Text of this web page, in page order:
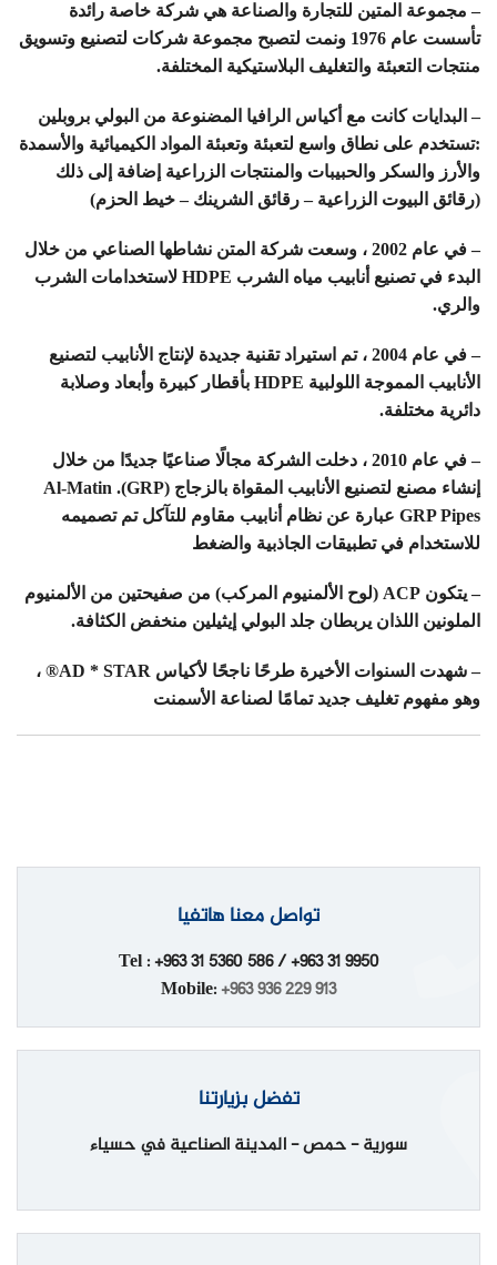
– مجموعة المتين للتجارة والصناعة هي شركة خاصة رائدة
تأسست عام 1976 ونمت لتصبح مجموعة شركات لتصنيع وتسويق
منتجات التعبئة والتغليف البلاستيكية المختلفة.
– البدايات كانت مع أكياس الرافيا المضنوعة من البولي بروبلين
:تستخدم على نطاق واسع لتعبئة وتعبئة المواد الكيميائية والأسمدة
والأرز والسكر والحبيبات والمنتجات الزراعية إضافة إلى ذلك
(رقائق البيوت الزراعية – رقائق الشرينك – خيط الحزم)
– في عام 2002 ، وسعت شركة المتن نشاطها الصناعي من خلال
البدء في تصنيع أنابيب مياه الشرب HDPE لاستخدامات الشرب
والري.
– في عام 2004 ، تم استيراد تقنية جديدة لإنتاج الأنابيب لتصنيع
الأنابيب المموجة اللولبية HDPE بأقطار كبيرة وأبعاد وصلابة
دائرية مختلفة.
– في عام 2010 ، دخلت الشركة مجالًا صناعيًا جديدًا من خلال
إنشاء مصنع لتصنيع الأنابيب المقواة بالزجاج (GRP). Al-Matin
GRP Pipes عبارة عن نظام أنابيب مقاوم للتآكل تم تصميمه
للاستخدام في تطبيقات الجاذبية والضغط
– يتكون ACP (لوح الألمنيوم المركب) من صفيحتين من الألمنيوم
الملونين اللذان يربطان جلد البولي إيثيلين منخفض الكثافة.
– شهدت السنوات الأخيرة طرحًا ناجحًا لأكياس AD * STAR® ،
وهو مفهوم تغليف جديد تمامًا لصناعة الأسمنت
تواصل معنا هاتفيا
Tel : +963 31 5360 586 / +963 31 9950
Mobile:+963 936 229 913
تفضل بزيارتنا
سورية - حمص - المدينة الصناعية في حسياء